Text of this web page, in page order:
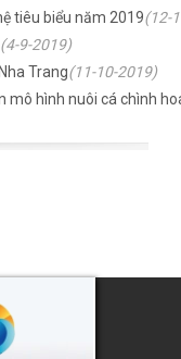
tiêu biểu năm 2019(12-
(4-9-2019)
Trang(11-10-2019)
mô hình nuôi cá chình